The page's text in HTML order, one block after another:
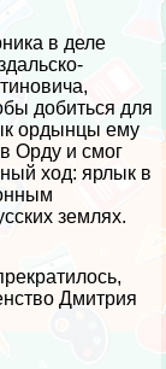
в деле
добиться для
ордынцы ему
Орду и смог
ход: ярлык в
землях.
Дмитрия